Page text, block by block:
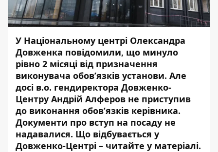
У Національному центрі Олександра
Довженка повідомили, що минуло
рівно 2 місяці від призначення
виконувача обов’язків установи. Але
досі в.о. гендиректора Довженко-
Центру Андрій Алферов не приступив
до виконання обов’язків керівника.
Документи про вступ на посаду не
надавалися. Що відбувається у
Довженко-Центрі – читайте у матеріалі.